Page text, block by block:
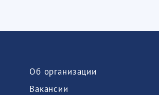
Об организации
Вакансии